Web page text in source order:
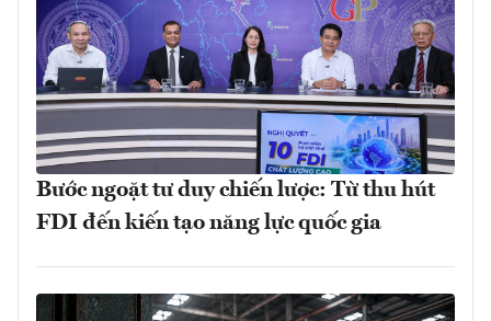
Bước ngoặt tư duy chiến lược: Từ thu hút
FDI đến kiến tạo năng lực quốc gia